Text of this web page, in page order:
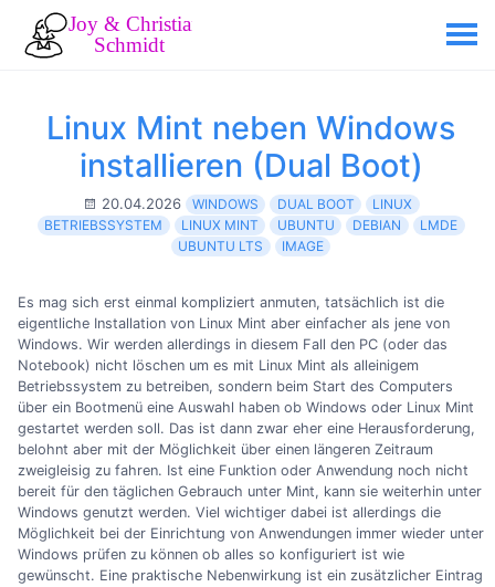
Linux Mint neben Windows
installieren (Dual Boot)
20.04.2026 WINDOWS DUAL BOOT
LINUX
BETRIEBSSYSTEM
LINUX MINT UBUNTU DEBIAN
LMDE
UBUNTU LTS
IMAGE
Es mag sich erst einmal kompliziert anmuten, tatsächlich ist die
eigentliche Installation von Linux Mint aber einfacher als jene von
Windows. Wir werden allerdings in diesem Fall den PC (oder das
Notebook) nicht löschen um es mit Linux Mint als alleinigem
Betriebssystem zu betreiben, sondern beim Start des Computers
über ein Bootmenü eine Auswahl haben ob Windows oder Linux Mint
gestartet werden soll. Das ist dann zwar eher eine Herausforderung,
belohnt aber mit der Möglichkeit über einen längeren Zeitraum
zweigleisig zu fahren. Ist eine Funktion oder Anwendung noch nicht
bereit für den täglichen Gebrauch unter Mint, kann sie weiterhin unter
Windows genutzt werden. Viel wichtiger dabei ist allerdings die
Möglichkeit bei der Einrichtung von Anwendungen immer wieder unter
Windows prüfen zu können ob alles so konfiguriert ist wie
gewünscht. Eine praktische Nebenwirkung ist ein zusätzlicher Eintrag